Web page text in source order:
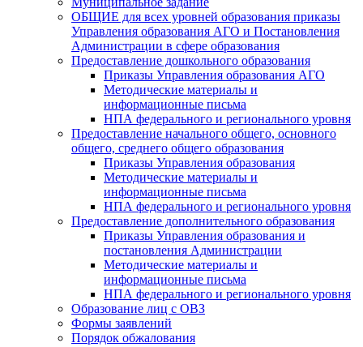
ОБЩИЕ для всех уровней образования приказы
Управления образования АГО и Постановления
Администрации в сфере образования
Предоставление дошкольного образования
Приказы Управления образования АГО
Методические материалы и
информационные письма
НПА федерального и регионального уровня
Предоставление начального общего, основного
общего, среднего общего образования
Приказы Управления образования
Методические материалы и
информационные письма
НПА федерального и регионального уровня
Предоставление дополнительного образования
Приказы Управления образования и
постановления Администрации
Методические материалы и
информационные письма
НПА федерального и регионального уровня
Образование лиц с ОВЗ
Формы заявлений
Порядок обжалования